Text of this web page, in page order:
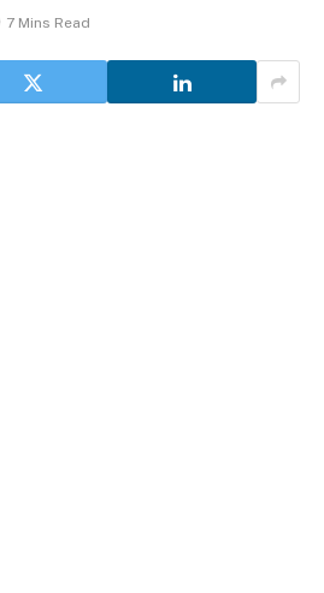
7 Mins Read